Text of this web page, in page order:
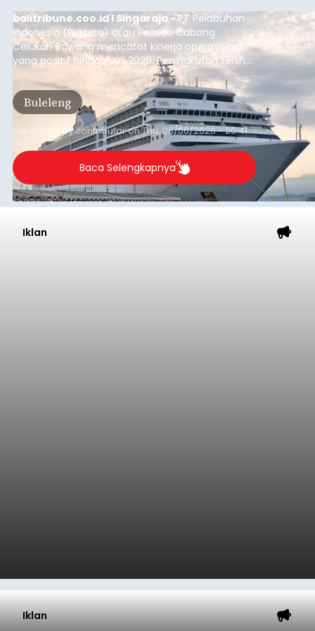
Submitted bycontributoronThu, 08/06/2026 - 20:41
Baca Selengkapnya
Iklan
Klarifikasi Perizinan, 4 Kafe
di Desa Baha Dipanggil Satpol
PP Badung